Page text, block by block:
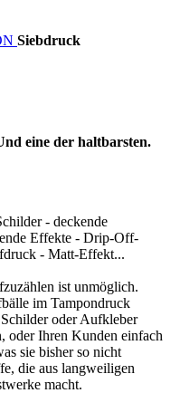
Siebdruck
eine der haltbarsten.
- deckende
Effekte - Drip-Off-
- Matt-Effekt...
ist unmöglich.
im Tampondruck
oder Aufkleber
oder Ihren Kunden einfach
sie bisher so nicht
die aus langweiligen
macht.